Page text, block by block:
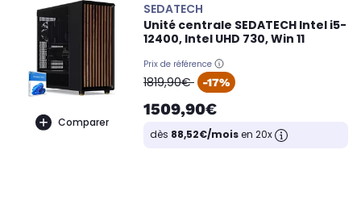
Comparer
SEDATECH
Unité centrale SEDATECH Intel i5-
12400, Intel UHD 730, Win 11
Prix de référence
oldPrice
1819,90€ -17%
1509,90€
dès 88,52€/moisen 20x